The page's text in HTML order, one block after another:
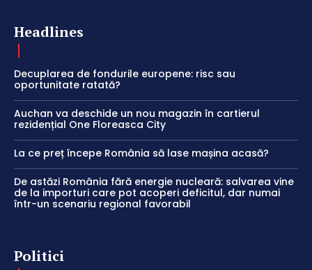
Headlines
Decuplarea de fondurile europene: risc sau
oportunitate ratată?
Auchan va deschide un nou magazin în cartierul
rezidențial One Floreasca City
La ce preț începe România să lase mașina acasă?
De astăzi România fără energie nucleară: salvarea vine
de la importuri care pot acoperi deficitul, dar numai
într-un scenariu regional favorabil
Politici